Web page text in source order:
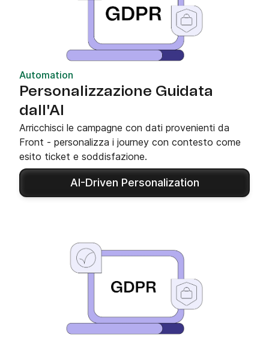
Automation
Personalizzazione Guidata
dall'AI
Arricchisci le campagne con dati provenienti da
Front - personalizza i journey con contesto come
esito ticket e soddisfazione.
AI-Driven Personalization